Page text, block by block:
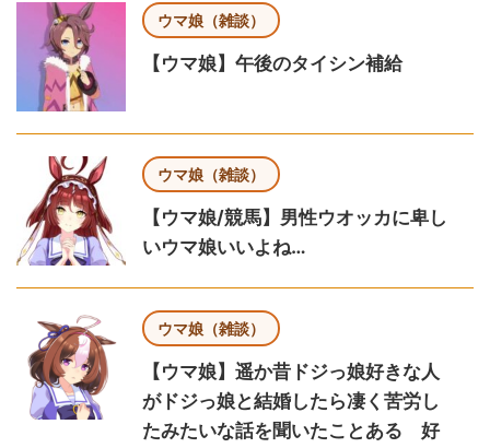
ウマ娘（雑談）
【ウマ娘】午後のタイシン補給
ウマ娘（雑談）
【ウマ娘/競馬】男性ウオッカに卑し
いウマ娘いいよね…
ウマ娘（雑談）
【ウマ娘】遥か昔ドジっ娘好きな人
がドジっ娘と結婚したら凄く苦労し
たみたいな話を聞いたことある 好